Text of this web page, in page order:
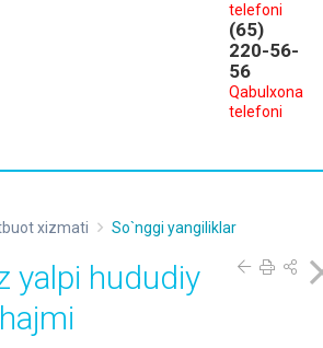
telefoni
(65)
220-56-
56
Qabulxona
telefoni
xizmati So`nggi yangiliklar
yalpi hududiy